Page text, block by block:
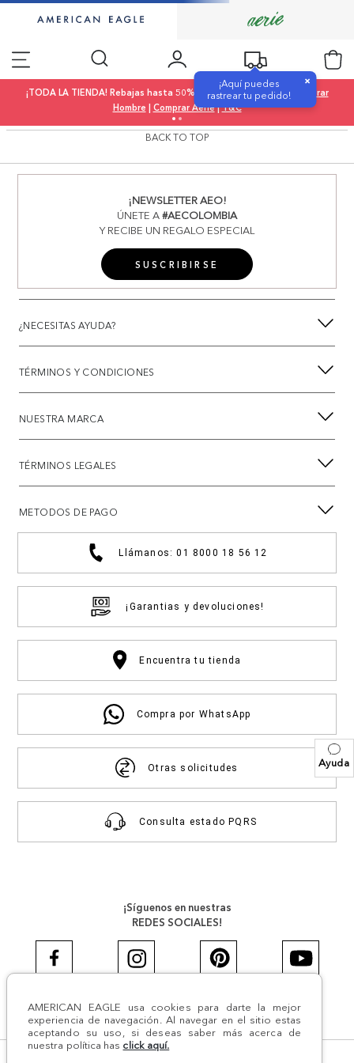
Ayuda
AMERICAN EAGLE usa cookies para darte la mejor
experiencia de navegación. Al navegar en el sitio estas
aceptando su uso, si deseas saber más acerca de
nuestra política has click aquí.
¡Aquí puedes
rastrear tu pedido!
×
¡TODA LA TIENDA! Rebajas hasta 50% OFF |Comprar Mujer|
Comprar
Hombre | Comprar Aerie|T&C
BACK TO TOP
¡NEWSLETTER AEO!
ÚNETE A#AECOLOMBIA
Y RECIBE UN REGALO ESPECIAL
SUSCRIBIRSE
¿NECESITAS AYUDA?
TÉRMINOS Y CONDICIONES
NUESTRA MARCA
TÉRMINOS LEGALES
METODOS DE PAGO
Llámanos: 01 8000 18 56 12
¡Garantias y devoluciones!
Encuentra tu tienda
Compra por WhatsApp
Otras solicitudes
Consulta estado PQRS
¡Síguenos en nuestras
REDES SOCIALES!
#AEJEANS #AerieREALCOL